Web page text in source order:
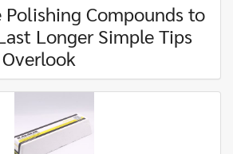
Polishing Compounds to
Longer Simple Tips